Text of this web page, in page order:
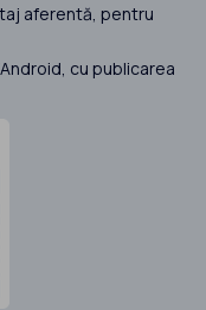
aferentă, pentru
cu publicarea